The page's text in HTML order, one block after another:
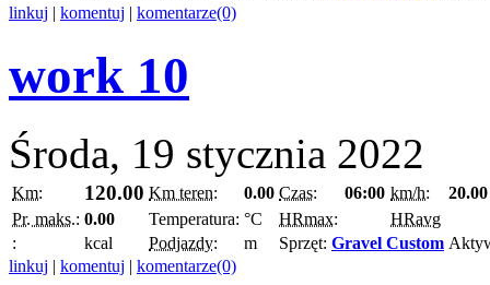
linkuj | komentuj | komentarze(0)
work 10
Środa, 19 stycznia 2022
Km: 120.00 Km teren: 0.00 Czas: 06:00 km/h:
20.00
Pr. maks.: 0.00 Temperatura: °C HRmax:
HRavg
:
kcal Podjazdy: m Sprzęt: Gravel Custom
linkuj | komentuj | komentarze(0)